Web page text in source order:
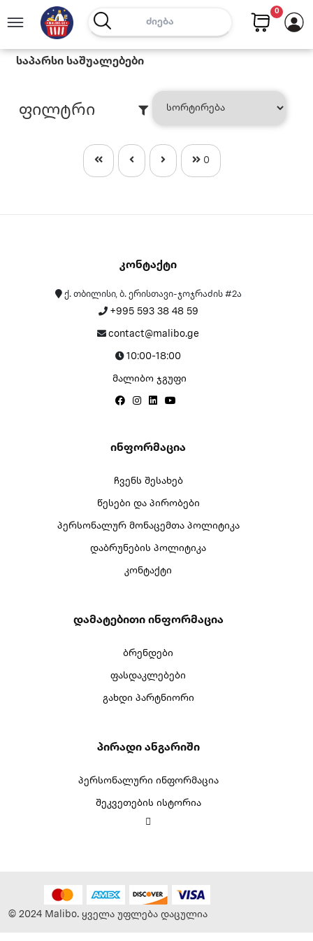
0
Საპარსი Საშუალებები
Ფილტრი
0
Კონტაქტი
ქ. თბილისი, ბ. ერისთავი-ჯოჯრაძის #2ა
+995 593 38 48 59
contact@malibo.ge
10:00-18:00
მალიბო ჯგუფი
Ინფორმაცია
ჩვენს შესახებ
წესები და პირობები
პერსონალურ მონაცემთა პოლიტიკა
დაბრუნების პოლიტიკა
კონტაქტი
Დამატებითი Ინფორმაცია
ბრენდები
ფასდაკლებები
გახდი პარტნიორი
Პირადი Ანგარიში
პერსონალური ინფორმაცია
შეკვეთების ისტორია
© 2024 Malibo. ყველა უფლება დაცულია